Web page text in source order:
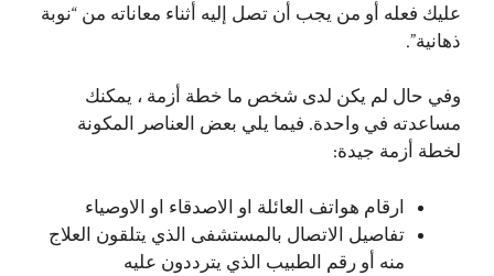
عليك فعله أو من يجب أن تصل إليه أثناء معاناته من “نوبة
ذهانية”.
وفي حال لم يكن لدى شخص ما خطة أزمة ، يمكنك
مساعدته في واحدة. فيما يلي بعض العناصر المكونة
لخطة أزمة جيدة:
ارقام هواتف العائلة او الاصدقاء او الاوصياء
تفاصيل الاتصال بالمستشفى الذي يتلقون العلاج
منه أو رقم الطبيب الذي يترددون عليه